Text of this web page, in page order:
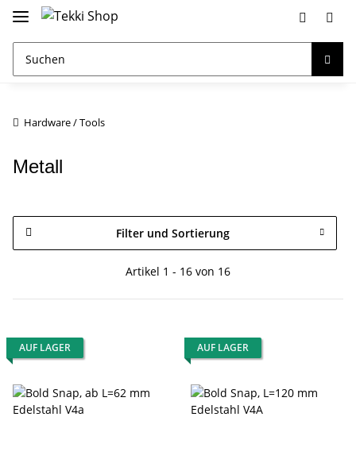
Hardware / Tools
Metall
Filter und Sortierung
Artikel 1 - 16 von 16
AUF LAGER AUF LAGER